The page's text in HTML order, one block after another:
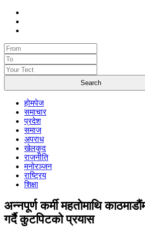
होमपेज
समाचार
प्रदेश
समाज
अपराध
खेलकुद
राजनीति
मनोरञ्जन
राष्ट्रिय
शिक्षा
अन्नपूर्ण कर्मी महताेमाथि
गर्दै कुटपिटको प्रयास